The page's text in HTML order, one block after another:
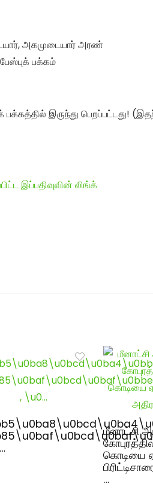
அகமுடையார் அரண்
பக்கம்
பக்கத்தில் இருந்து பெறப்பட்டது!
இப்பதிவுவின் லிங்க்
மீனாட்சி
கொடியை
…